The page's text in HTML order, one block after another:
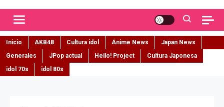
Inicio AKB48 Cultura idol Ánime News
Japan News
Generales
JPop actual Hello! Project
Cultura Japonesa
idol 70s
idol 80s